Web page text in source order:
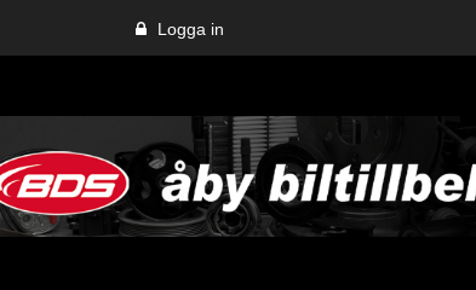
Logga in